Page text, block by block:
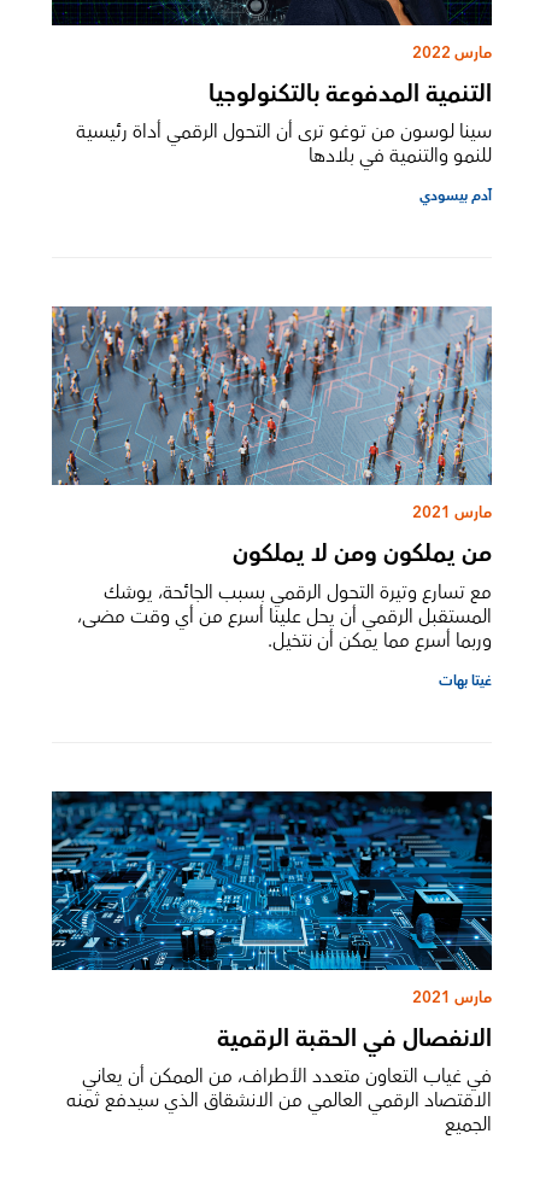
مارس 2022
التنمية المدفوعة بالتكنولوجيا
سينا لوسون من توغو ترى أن التحول الرقمي أداة رئيسية
للنمو والتنمية في بلادها
آدم بيسودي
مارس 2021
من يملكون ومن لا يملكون
مع تسارع وتيرة التحول الرقمي بسبب الجائحة، يوشك
المستقبل الرقمي أن يحل علينا أسرع من أي وقت مضى،
وربما أسرع مما يمكن أن نتخيل.
غيتا بهات
مارس 2021
الانفصال في الحقبة الرقمية
في غياب التعاون متعدد الأطراف، من الممكن أن يعاني
الاقتصاد الرقمي العالمي من الانشقاق الذي سيدفع ثمنه
الجميع